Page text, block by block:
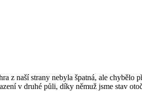
z naší strany nebyla špatná, ale
v druhé půli, díky němuž jsme stav